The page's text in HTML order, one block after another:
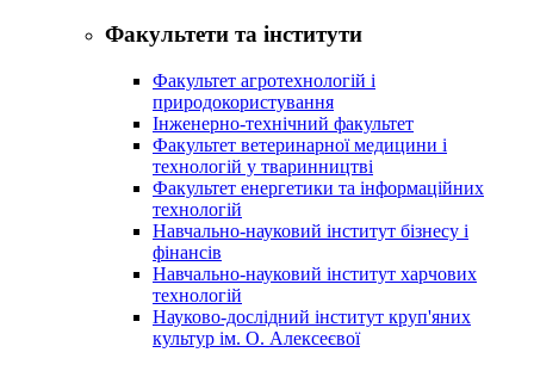
Факультети та інститути
Факультет агротехнологій і
природокористування
Інженерно-технічний факультет
Факультет ветеринарної медицини і
технологій у тваринництві
Факультет енергетики та інформаційних
технологій
Навчально-науковий інститут бізнесу і
фінансів
Навчально-науковий інститут харчових
технологій
Науково-дослідний інститут круп'яних
культур ім. О. Алексеєвої